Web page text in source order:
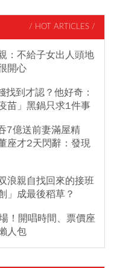
/ HOT ARTICLES /
：不給子女出人頭地
開心
到才認？他好奇：
苗」黑鍋只求1件事
7億送前妻滿屋精
座才2天閃辭：發現
浪親自找回來的接班
」成最後稻草？
！開唱時間、票價座
人包